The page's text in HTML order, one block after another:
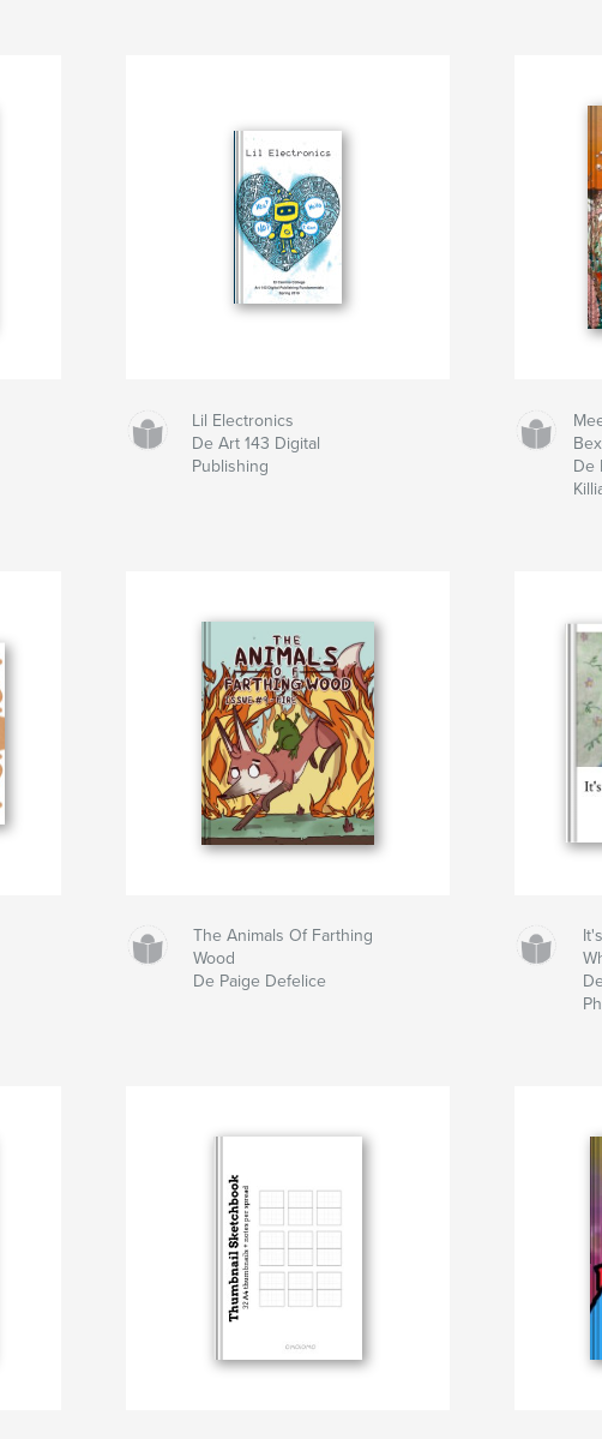
Lil Electronics
De Art 143 Digital
Publishing
De
The Animals Of Farthing
Wood
De Paige Defelice